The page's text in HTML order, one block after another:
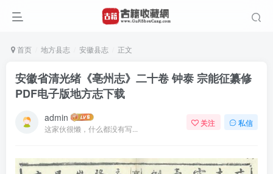
首页 地方县志 安徽县志 正文
安徽省清光绪《亳州志》二十卷 钟泰 宗能征纂修
PDF电子版地方志下载
admin
这家伙很懒，什么都没有写...
关注 私信